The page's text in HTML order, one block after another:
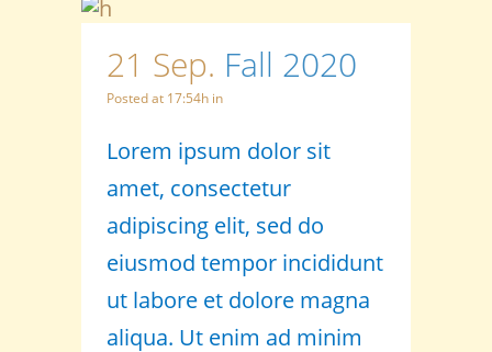
21 Sep. Fall 2020
Posted at 17:54h in
Lorem ipsum dolor sit
amet, consectetur
adipiscing elit, sed do
eiusmod tempor incididunt
ut labore et dolore magna
aliqua. Ut enim ad minim